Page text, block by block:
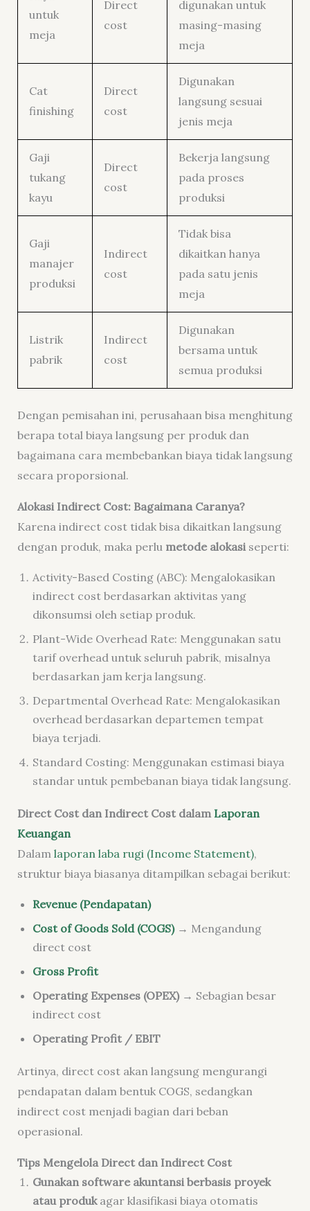
untuk
meja
Direct
cost
digunakan untuk
masing-masing
meja
Cat
finishing
Direct
cost
Digunakan
langsung sesuai
jenis meja
Gaji
tukang
kayu
Direct
cost
Bekerja langsung
pada proses
produksi
Gaji
manajer
produksi
Indirect
cost
Tidak bisa
dikaitkan hanya
pada satu jenis
meja
Listrik
pabrik
Indirect
cost
Digunakan
bersama untuk
semua produksi
Dengan pemisahan ini, perusahaan bisa menghitung
berapa total biaya langsung per produk dan
bagaimana cara membebankan biaya tidak langsung
secara proporsional.
Alokasi Indirect Cost: Bagaimana Caranya?
Karena indirect cost tidak bisa dikaitkan langsung
dengan produk, maka perlu metode alokasiseperti:
Activity-Based Costing (ABC): Mengalokasikan
indirect cost berdasarkan aktivitas yang
dikonsumsi oleh setiap produk.
Plant-Wide Overhead Rate: Menggunakan satu
tarif overhead untuk seluruh pabrik, misalnya
berdasarkan jam kerja langsung.
Departmental Overhead Rate: Mengalokasikan
overhead berdasarkan departemen tempat
biaya terjadi.
Standard Costing: Menggunakan estimasi biaya
standar untuk pembebanan biaya tidak langsung.
Direct Cost dan Indirect Cost dalam Laporan
Keuangan
Dalam laporan laba rugi (Income Statement),
struktur biaya biasanya ditampilkan sebagai berikut:
Revenue (Pendapatan)
Cost of Goods Sold (COGS)→ Mengandung
direct cost
Gross Profit
Operating Expenses (OPEX)→ Sebagian besar
indirect cost
Operating Profit / EBIT
Artinya, direct cost akan langsung mengurangi
pendapatan dalam bentuk COGS, sedangkan
indirect cost menjadi bagian dari beban
operasional.
Tips Mengelola Direct dan Indirect Cost
Gunakan software akuntansi berbasis proyek
atau produkagar klasifikasi biaya otomatis